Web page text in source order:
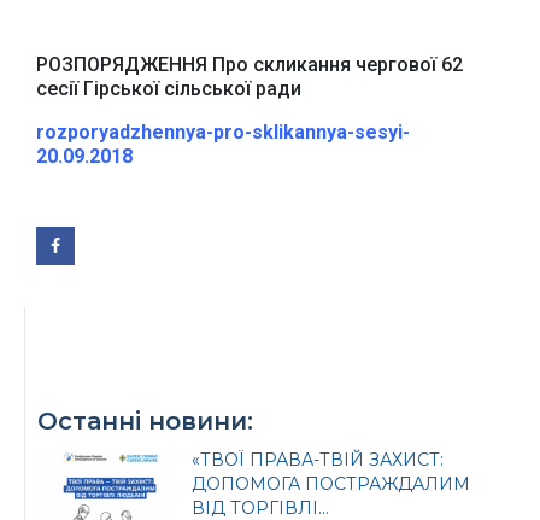
РОЗПОРЯДЖЕННЯ Про скликання чергової 62
сесії Гірської сільської ради
rozporyadzhennya-pro-sklikannya-sesyi-
20.09.2018
Останні новини:
«ТВОЇ ПРАВА-ТВІЙ ЗАХИСТ:
ДОПОМОГА ПОСТРАЖДАЛИМ
ВІД ТОРГІВЛІ...
Верховної Ради
України